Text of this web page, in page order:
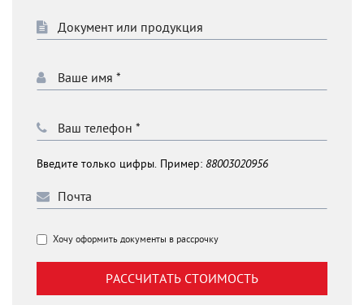
Введите только цифры. Пример: 88003020956
Хочу оформить документы в рассрочку
РАССЧИТАТЬ СТОИМОСТЬ